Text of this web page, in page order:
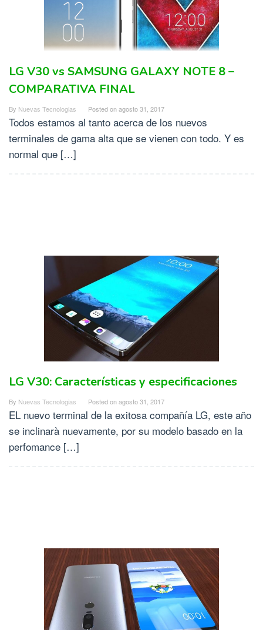
LG V30 vs SAMSUNG GALAXY NOTE 8 –
COMPARATIVA FINAL
By Nuevas Tecnologias Posted onagosto 31, 2017
Todos estamos al tanto acerca de los nuevos
terminales de gama alta que se vienen con todo. Y es
normal que […]
LG V30: Características y especificaciones
By Nuevas Tecnologias Posted onagosto 31, 2017
EL nuevo terminal de la exitosa compañía LG, este año
se inclinarà nuevamente, por su modelo basado en la
perfomance […]